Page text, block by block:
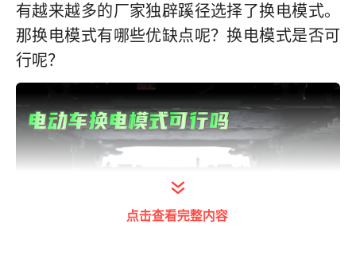
有越来越多的厂家独辟蹊径选择了换电模式。
那换电模式有哪些优缺点呢？换电模式是否可
行呢？
点击查看完整内容